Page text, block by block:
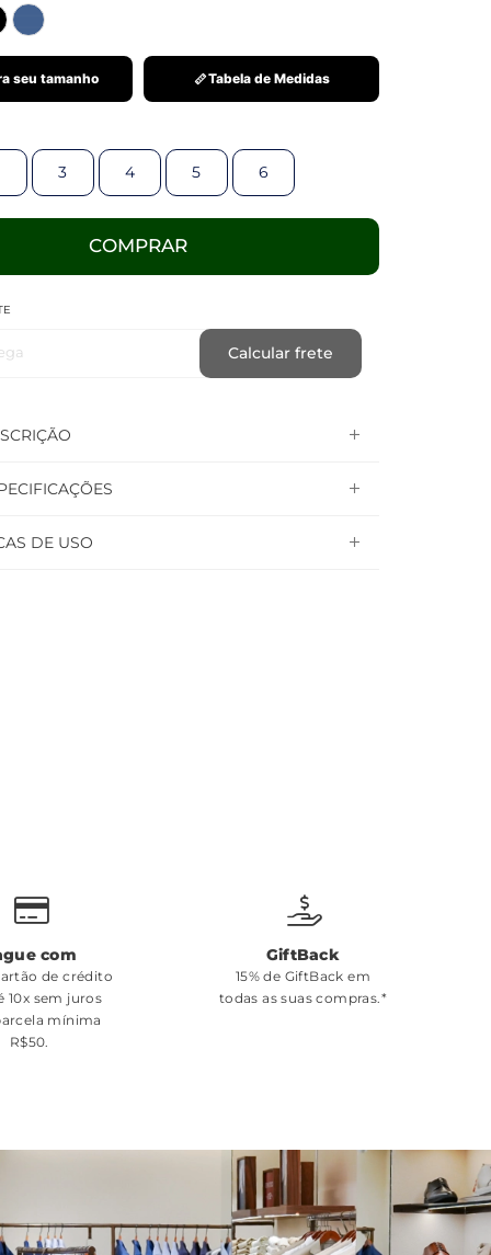
seu tamanho Tabela de Medidas
3 4 5 6
COMPRAR
Calcular frete
DE USO
com
de crédito
10x sem juros
mínima
R$50.
GiftBack
15% de GiftBack em
todas as suas compras.*